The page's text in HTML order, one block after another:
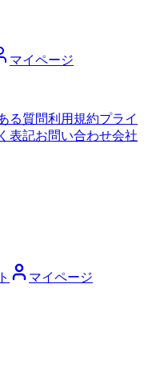
マイページ
る質問利用規約プライ
表記お問い合わせ会社
マイページ